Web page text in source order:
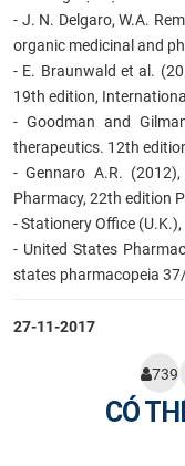
- J. N. Delgaro, W.A.
organic medicinal and
- E. Braunwald et al.
19th edition,
- Goodman and
therapeutics. 12th
- Gennaro A.R.
Pharmacy, 22th edition
- Stationery Office
- United States
states pharmacopeia
27-11-2017
739
CÓ